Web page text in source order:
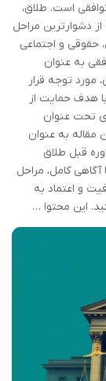
است. طلاق،
دشوارترین مراحل
حقوقی و اجتماعی
به عنوان
مورد توجه قرار
هدف حمایت از
تحت عنوان
مقاله به عنوان
قبل طلاق
کامل، مراحل
و اعتماد به
این محتوا …